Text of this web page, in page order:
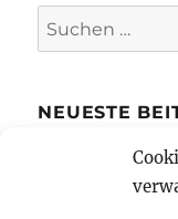
Suchen
nach:
NEUESTE
Die